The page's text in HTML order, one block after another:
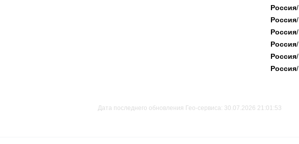
Россия/
Россия/
Россия/
Россия/
Россия/
Россия/
Дата последнего обновления Гео-сервиса: 30.07.2026 21:01:53